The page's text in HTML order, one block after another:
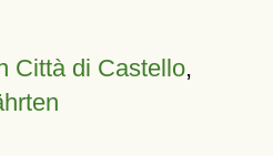
Città di Castello,